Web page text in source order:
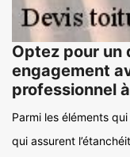
Optez pour un
engagement
professionnel
Parmi les éléments
qui assurent